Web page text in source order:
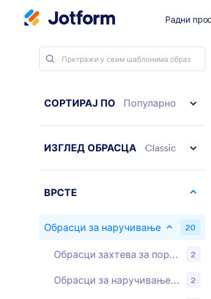
Радни
СОРТИРАЈ ПО Популарно
ИЗГЛЕД ОБРАСЦА Classic
ВРСТЕ
Обрасци за наручивање 20
Обрасци захтева за поруџбину 2
Обрасци за наручивање производа 2